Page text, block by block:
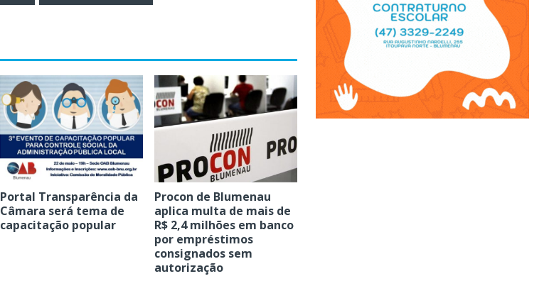
Portal Transparência da
Câmara será tema de
capacitação popular
Procon de Blumenau
aplica multa de mais de
R$ 2,4 milhões em banco
por empréstimos
consignados sem
autorização